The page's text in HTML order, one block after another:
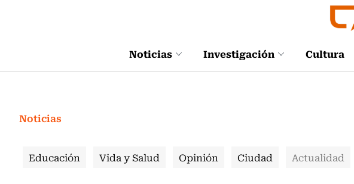
Noticias Investigación Cultura
Noticias
Educación Vida y Salud Opinión Ciudad Actualidad